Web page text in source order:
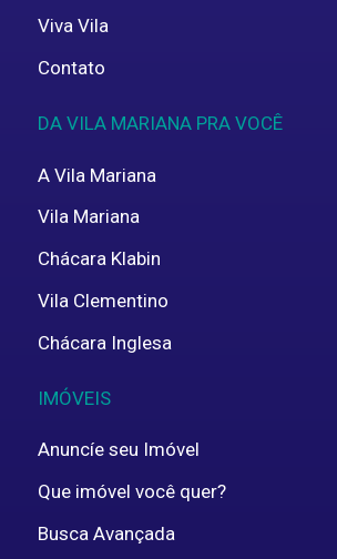
Viva Vila
Contato
DA VILA MARIANA PRA VOCÊ
A Vila Mariana
Vila Mariana
Chácara Klabin
Vila Clementino
Chácara Inglesa
IMÓVEIS
Anuncíe seu Imóvel
Que imóvel você quer?
Busca Avançada